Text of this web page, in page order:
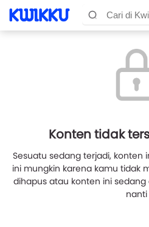
Konten tidak
Sesuatu sedang terjadi, konten
ini mungkin karena kamu tidak
dihapus atau konten ini sedang
nanti